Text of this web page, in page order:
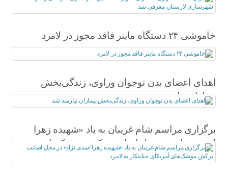
شد
خاموشی ۲۴ دستگاه ماینر فاقد مجوز در لامرد
اهدای اعضای بدن نوجوان وراوی، زندگی‌بخش
بیماران نیازمند شد
برگزاری مراسم شام غریبان به یاد «شهیده زهرا
اسدی نژاد» در محل اصابت ترکش موشک‌های
آمریکای جنایتکار به لامرد